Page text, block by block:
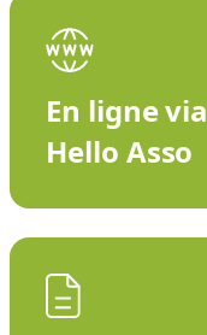
En ligne via
Hello Asso